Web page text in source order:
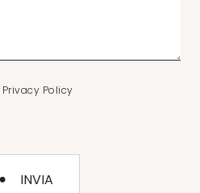
Privacy Policy
INVIA